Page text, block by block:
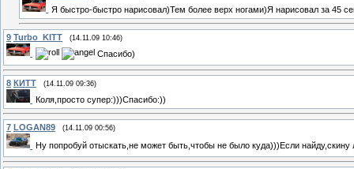
Я быстро-быстро нарисовал)Тем более верх ногами)Я нарисовал за 45
9 Turbo_KITT (14.11.09 10:46)
Спасибо)
8 КИТТ (14.11.09 09:36)
Коля,просто супер:)))Спасибо:))
7 LOGAN89 (14.11.09 00:56)
Ну попробуй отыскать,не может быть,чтобы не было куда)))Если найду,скину